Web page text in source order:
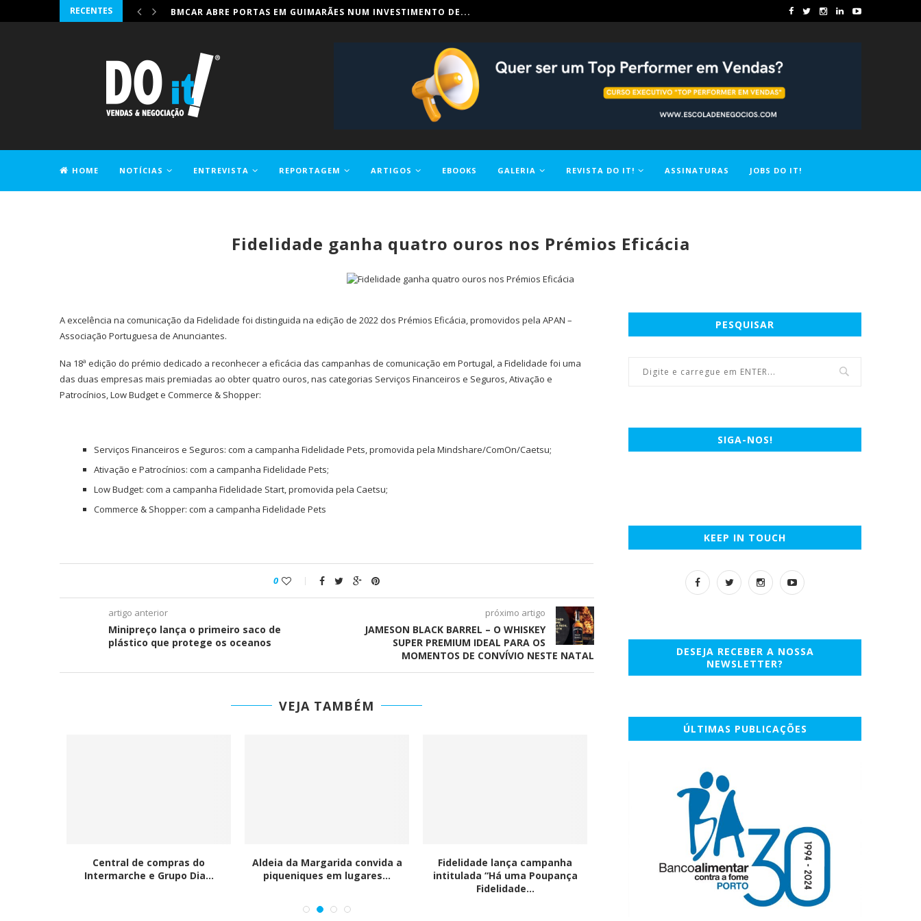
RECENTES BMCAR ABRE PORTAS EM GUIMARÃES NUM INVESTIMENTO DE...
HOME NOTÍCIAS ENTREVISTA REPORTAGEM ARTIGOS EBOOKS GALERIA REVISTA DO IT! ASSINATURAS JOBS DO IT!
Fidelidade ganha quatro ouros nos Prémios Eficácia
A excelência na comunicação da Fidelidade foi distinguida na edição de 2022 dos Prémios Eficácia, promovidos pela APAN –
Associação Portuguesa de Anunciantes.
Na 18ª edição do prémio dedicado a reconhecer a eficácia das campanhas de comunicação em Portugal, a Fidelidade foi uma
das duas empresas mais premiadas ao obter quatro ouros, nas categorias Serviços Financeiros e Seguros, Ativação e
Patrocínios, Low Budget e Commerce & Shopper:
Serviços Financeiros e Seguros: com a campanha Fidelidade Pets, promovida pela Mindshare/ComOn/Caetsu;
Ativação e Patrocínios: com a campanha Fidelidade Pets;
Low Budget: com a campanha Fidelidade Start, promovida pela Caetsu;
Commerce & Shopper: com a campanha Fidelidade Pets
0
artigo anterior
Minipreço lança o primeiro saco de
plástico que protege os oceanos
próximo artigo
JAMESON BLACK BARREL – O WHISKEY
SUPER PREMIUM IDEAL PARA OS
MOMENTOS DE CONVÍVIO NESTE NATAL
VEJA TAMBÉM
Central de compras do
Intermarche e Grupo Dia...
Aldeia da Margarida convida a
piqueniques em lugares...
Fidelidade lança campanha
intitulada “Há uma Poupança
Fidelidade...
Kagome e NEC criam uma joint
venture em...
DIA PORTUGAL PROMOVE
PESQUISAR
SIGA-NOS!
KEEP IN TOUCH
DESEJA RECEBER A NOSSA
NEWSLETTER?
ÚLTIMAS PUBLICAÇÕES